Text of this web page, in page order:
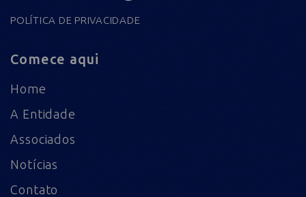
POLÍTICA DE PRIVACIDADE
Comece aqui
Home
A Entidade
Associados
Notícias
Contato